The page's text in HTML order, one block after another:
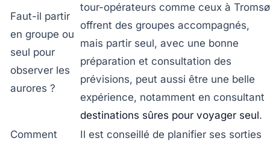
Faut-il partir
en groupe ou
seul pour
observer les
aurores ?
tour-opérateurs comme ceux à Tromsø
offrent des groupes accompagnés,
mais partir seul, avec une bonne
préparation et consultation des
prévisions, peut aussi être une belle
expérience, notamment en consultant
destinations sûres pour voyager seul.
Comment
Il est conseillé de planifier ses sorties